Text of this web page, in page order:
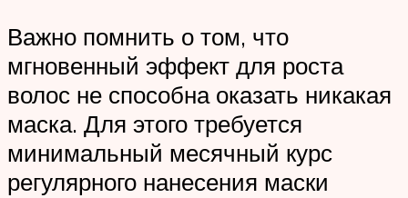
Важно помнить о том, что
мгновенный эффект для роста
волос не способна оказать никакая
маска. Для этого требуется
минимальный месячный курс
регулярного нанесения маски